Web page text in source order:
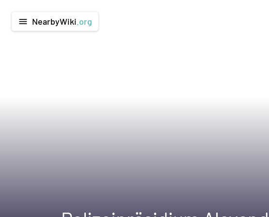
menu NearbyWiki .org